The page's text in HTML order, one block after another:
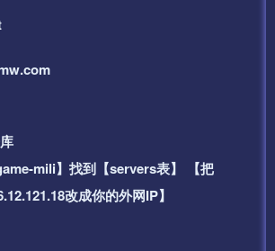
mili】找到【servers表】 【把
改成你的外网IP】